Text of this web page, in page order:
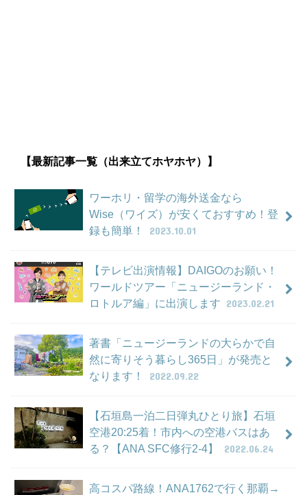
【最新記事一覧（出来立てホヤホヤ）】
ワーホリ・留学の海外送金なら
Wise（ワイズ）が安くておすすめ！登
録も簡単！
2023.10.01
【テレビ出演情報】DAIGOのお願い！
ワールドツアー「ニュージーランド・
ロトルア編」に出演します 2023.02.21
著書「ニュージーランドの大らかで自
然に寄りそう暮らし365日」が発売と
なります！
2022.09.22
【石垣島一泊二日弾丸ひとり旅】石垣
空港20:25着！市内への空港バスはあ
る？【ANA SFC修行2-4】
2022.06.24
高コスパ路線！ANA1762で行く那覇→